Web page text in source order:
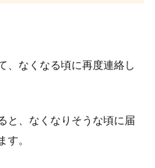
、なくなる頃に再度連絡し
と、なくなりそうな頃に届
す。